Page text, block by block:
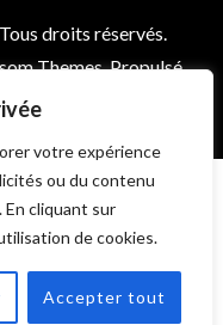
votre expérience
ou du contenu
cliquant sur
de cookies.
Accepter tout
droits réservés.
Themes. Propulsé